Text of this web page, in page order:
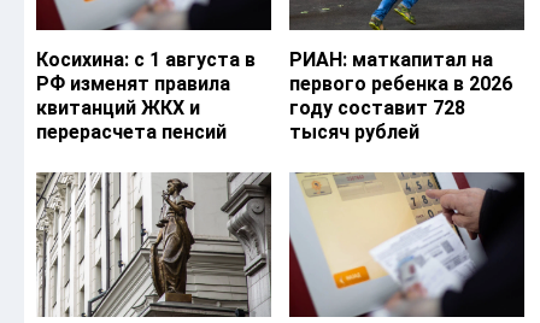
Косихина: с 1 августа в
РФ изменят правила
квитанций ЖКХ и
перерасчета пенсий
РИАН: маткапитал на
первого ребенка в 2026
году составит 728
тысяч рублей